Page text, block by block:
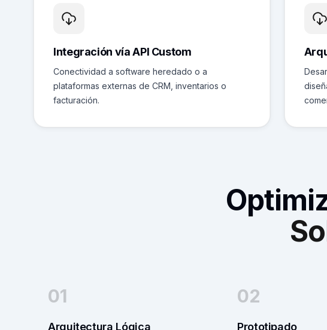
Integración vía API Custom
Conectividad a software heredado o a
plataformas externas de CRM, inventarios o
facturación.
01
Arquitectura Lógica
02
Prototipado